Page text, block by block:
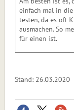
einfach mal in
testen, da es oft
ausmachen. So
für einen ist.
Stand: 26.03.2020